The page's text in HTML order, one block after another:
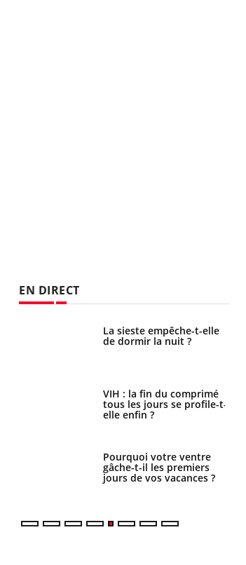
EN DIRECT
La sieste empêche-t-elle
de dormir la nuit ?
VIH : la fin du comprimé
tous les jours se profile-t-
elle enfin ?
Pourquoi votre ventre
gâche-t-il les premiers
jours de vos vacances ?